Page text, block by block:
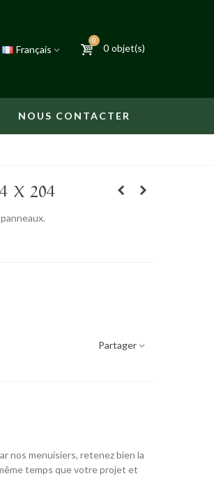
Français
0
0 objet(s)
NOUS CONTACTER
X 204
Partager
nos menuisiers, retenez bien la
temps que votre projet et